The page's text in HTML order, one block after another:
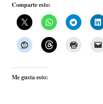
Comparte esto:
Me gusta esto: